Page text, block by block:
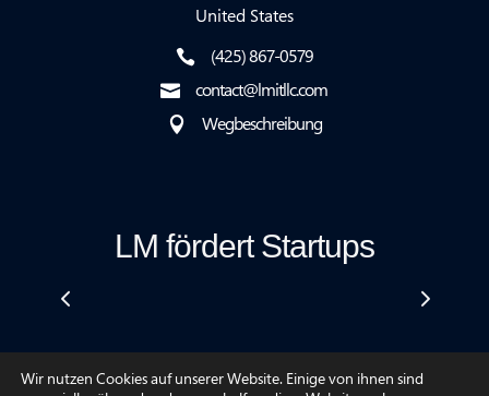
United States
 (425) 867-0579
 contact@lmitllc.com
 Wegbeschreibung
LM fördert Startups
Wir nutzen Cookies auf unserer Website. Einige von ihnen sind